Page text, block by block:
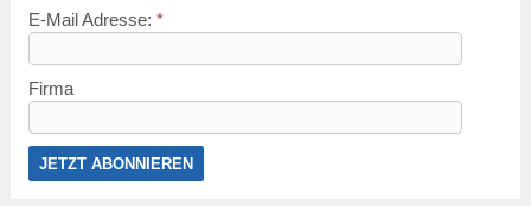
E-Mail Adresse: *
Firma